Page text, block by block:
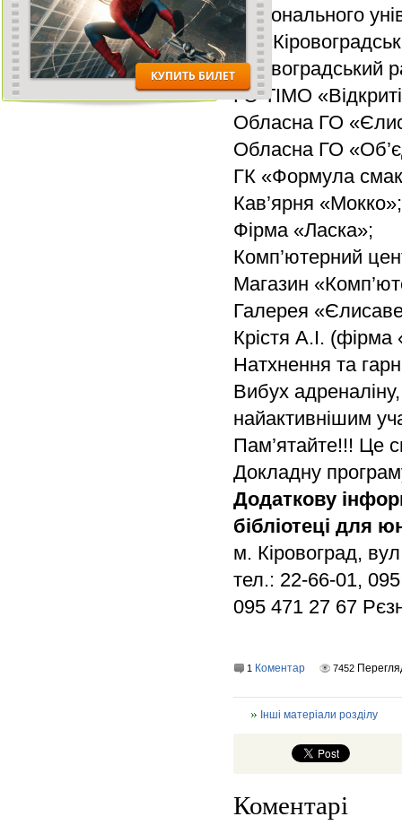
національного
КЗ
Кіровоградський
ГО ТІМО
Обласна ГО
Обласна ГО
ГК «Формула
Кав’ярня «Мокко»;
Фірма «Ласка»;
Комп’ютерний
Магазин
Галерея
Крістя А.І.
Натхнення та
Вибух
найактивнішим
Пам’ятайте!!! Це
Докладну
Додаткову
бібліотеці для
м. Кіровоград,
тел.: 22-66-01,
095 471 27 67
1 Коментар 7452
Інші матеріали розділу
Коментарі